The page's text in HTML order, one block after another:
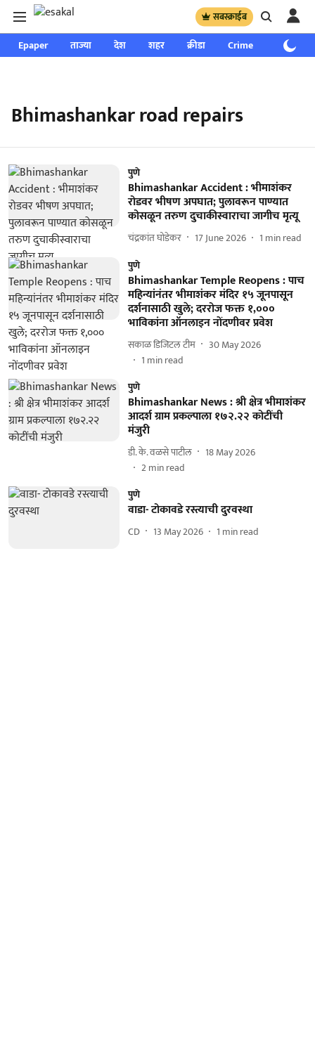
सबस्क्राईब
Epaper ताज्या देश शहर क्रीडा Crime साप्ताहिक
Bhimashankar road repairs
पुणे
Bhimashankar Accident : भीमाशंकर
रोडवर भीषण अपघात; पुलावरून पाण्यात
कोसळून तरुण दुचाकीस्वाराचा जागीच मृत्यू
चंद्रकांत घोडेकर 17 June 2026 1 min read
पुणे
Bhimashankar Temple Reopens : पाच
महिन्यांनंतर भीमाशंकर मंदिर १५ जूनपासून
दर्शनासाठी खुले; दररोज फक्त १,०००
भाविकांना ऑनलाइन नोंदणीवर प्रवेश
सकाळ डिजिटल टीम
30 May 2026
1 min read
पुणे
Bhimashankar News : श्री क्षेत्र भीमाशंकर
आदर्श ग्राम प्रकल्पाला १७२.२२ कोटींची
मंजुरी
डी. के. वळसे पाटील
18 May 2026
2min read
पुणे
वाडा- टोकावडे रस्त्याची दुरवस्था
CD 13 May 2026 1 min read